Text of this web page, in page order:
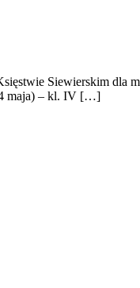
Siewierskim dla
maja) – kl. IV […]